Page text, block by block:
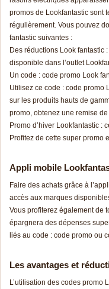
promos de Lookfantastic sont
régulièrement. Vous pouvez
fantastic suivantes :
Des réductions Look fantastic
disponible dans l’outlet
Un code : code promo Look
Utilisez ce code : code promo
sur les produits hauts de
promo, obtenez une remise de
Promo d’hiver Lookfantastic :
Profitez de cette super promo
Appli mobile
Faire des achats grâce à
accès aux marques
Vous profiterez également de
épargnera des dépenses
liés au code : code promo ou
Les avantages et
L’utilisation des codes promo